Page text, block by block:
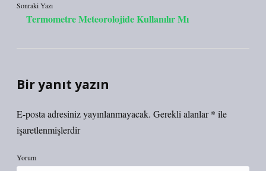
Sonraki Yazı
Termometre Meteorolojide Kullanılır Mı
Bir yanıt yazın
E-posta adresiniz yayınlanmayacak. Gerekli alanlar* ile
işaretlenmişlerdir
Yorum